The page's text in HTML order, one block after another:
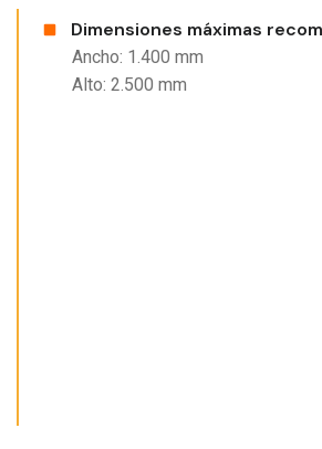
Dimensiones máximas
Ancho: 1.400 mm
Alto: 2.500 mm